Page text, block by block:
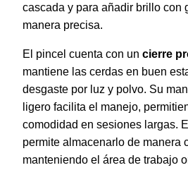
cascada y para añadir brillo con
manera precisa.
El pincel cuenta con un cierre
mantiene las cerdas en buen
desgaste por luz y polvo. Su
ligero facilita el manejo,
comodidad en sesiones largas.
permite almacenarlo de manera
manteniendo el área de trabajo